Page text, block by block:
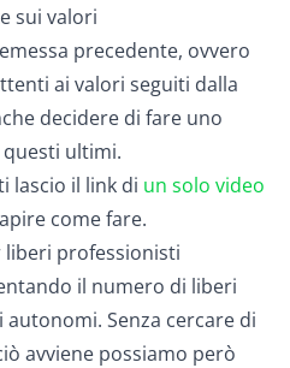
sui valori
precedente, ovvero
ai valori seguiti dalla
decidere di fare uno
ultimi.
lascio il link di un solo video
come fare.
liberi professionisti
il numero di liberi
Senza cercare di
avviene possiamo però